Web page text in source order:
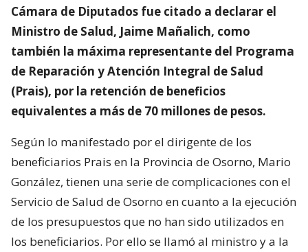
Cámara de Diputados fue citado a declarar el
Ministro de Salud, Jaime Mañalich, como
también la máxima representante del Programa
de Reparación y Atención Integral de Salud
(Prais), por la retención de beneficios
equivalentes a más de 70 millones de pesos.
Según lo manifestado por el dirigente de los
beneficiarios Prais en la Provincia de Osorno, Mario
González, tienen una serie de complicaciones con el
Servicio de Salud de Osorno en cuanto a la ejecución
de los presupuestos que no han sido utilizados en
los beneficiarios. Por ello se llamó al ministro y a la